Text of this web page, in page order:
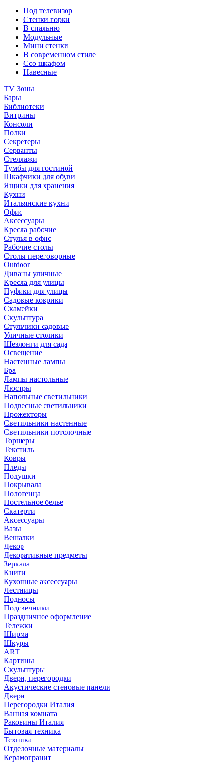
Под телевизор
Стенки горки
В спальню
Модульные
Мини стенки
В современном стиле
Ссо шкафом
Навесные
TV Зоны
Бары
Библиотеки
Витрины
Консоли
Полки
Секретеры
Серванты
Стеллажи
Тумбы для гостиной
Шкафчики для обуви
Ящики для хранения
Кухни
Итальянские кухни
Офис
Аксессуары
Кресла рабочие
Стулья в офис
Рабочие столы
Столы переговорные
Outdoor
Диваны уличные
Кресла для улицы
Пуфики для улицы
Садовые коврики
Скамейки
Скульптура
Стульчики садовые
Уличные столики
Шезлонги для сада
Освещение
Hастенные лампы
Бра
Лампы настольные
Люстры
Напольные светильники
Подвесные светильники
Прожекторы
Светильники настенные
Светильники потолочные
Торшеры
Текстиль
Ковры
Пледы
Подушки
Покрывала
Полотенца
Постельное белье
Скатерти
Аксессуары
Вазы
Вешалки
Декор
Декоративные предметы
Зеркала
Книги
Кухонные аксессуары
Лестницы
Подносы
Подсвечники
Праздничное оформление
Тележки
Ширма
Шкуры
ART
Картины
Скульптуры
Двери, перегородки
Акустические стеновые панели
Двери
Перегородки Италия
Ванная комната
Раковины Италия
Бытовая техника
Техника
Отделочные материалы
Керамогранит